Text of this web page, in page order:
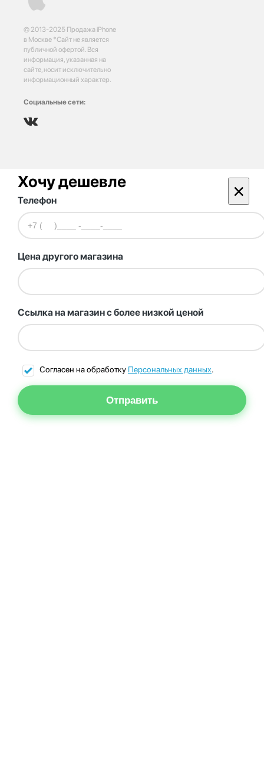
© 2013-2025 Продажа iPhone
в Москве *Сайт не является
публичной офертой. Вся
информация, указанная на
сайте, носит исключительно
информационный характер.
Социальные сети:
Хочу дешевле ×
Телефон
Цена другого магазина
Ссылка на магазин с более низкой ценой
Согласен на обработку Персональных данных.
Отправить